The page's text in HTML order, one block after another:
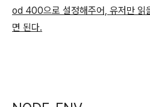
od 400으로 설정해주어, 유저만 읽
면 된다.